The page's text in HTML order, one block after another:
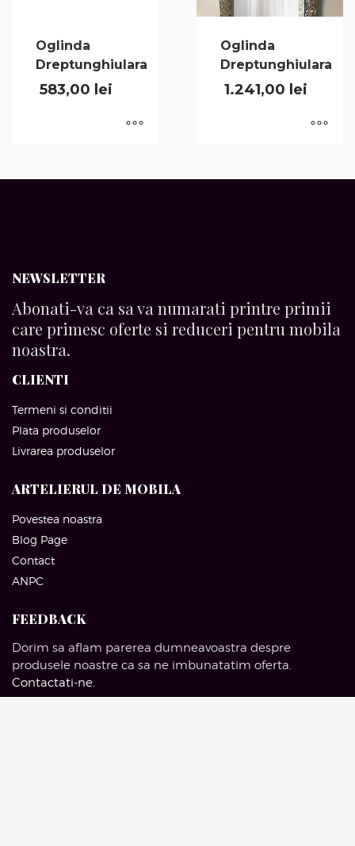
Oglinda
Dreptunghiulara
583,00 lei
Oglinda
Dreptunghiulara
1.241,00 lei
NEWSLETTER
Abonati-va ca sa va numarati printre primii
care primesc oferte si reduceri pentru mobila
noastra.
CLIENTI
Termeni si conditii
Plata produselor
Livrarea produselor
ARTELIERUL DE MOBILA
Povestea noastra
Blog Page
Contact
ANPC
FEEDBACK
Dorim sa aflam parerea dumneavoastra despre
produsele noastre ca sa ne imbunatatim oferta.
Contactati-ne.